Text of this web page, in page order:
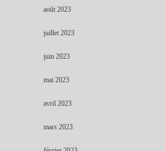
août 2023
juillet 2023
juin 2023
mai 2023
avril 2023
mars 2023